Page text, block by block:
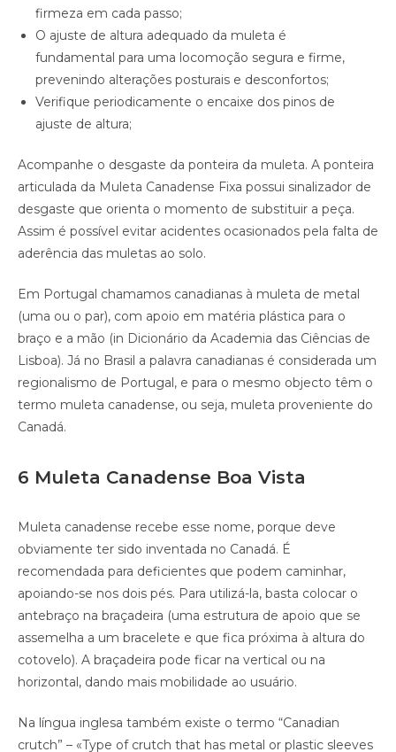
firmeza em cada passo;
O ajuste de altura adequado da muleta é
fundamental para uma locomoção segura e firme,
prevenindo alterações posturais e desconfortos;
Verifique periodicamente o encaixe dos pinos de
ajuste de altura;
Acompanhe o desgaste da ponteira da muleta. A ponteira
articulada da Muleta Canadense Fixa possui sinalizador de
desgaste que orienta o momento de substituir a peça.
Assim é possível evitar acidentes ocasionados pela falta de
aderência das muletas ao solo.
Em Portugal chamamos canadianas à muleta de metal
(uma ou o par), com apoio em matéria plástica para o
braço e a mão (in Dicionário da Academia das Ciências de
Lisboa). Já no Brasil a palavra canadianas é considerada um
regionalismo de Portugal, e para o mesmo objecto têm o
termo muleta canadense, ou seja, muleta proveniente do
Canadá.
6 Muleta Canadense Boa Vista
Muleta canadense recebe esse nome, porque deve
obviamente ter sido inventada no Canadá. É
recomendada para deficientes que podem caminhar,
apoiando-se nos dois pés. Para utilizá-la, basta colocar o
antebraço na braçadeira (uma estrutura de apoio que se
assemelha a um bracelete e que fica próxima à altura do
cotovelo). A braçadeira pode ficar na vertical ou na
horizontal, dando mais mobilidade ao usuário.
Na língua inglesa também existe o termo “Canadian
crutch” – «Type of crutch that has metal or plastic sleeves